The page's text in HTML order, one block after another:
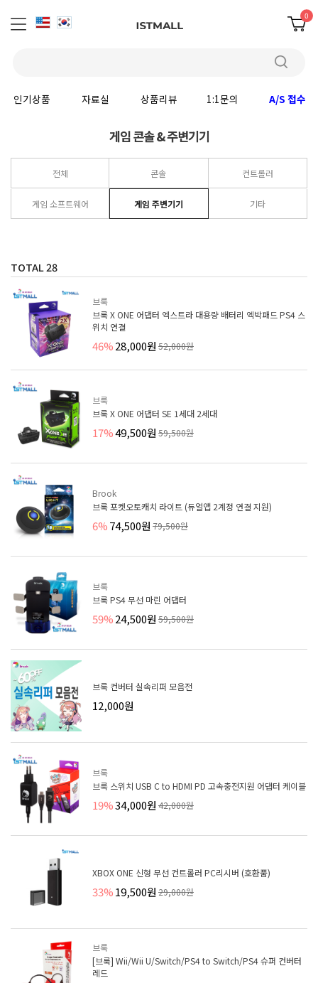
0
인기상품 자료실 상품리뷰 1:1문의 A/S 접수
게임 콘솔 & 주변기기
전체 콘솔 컨트롤러
게임 소프트웨어 게임 주변기기 기타
TOTAL28
브룩
브룩 X ONE 어댑터 엑스트라 대용량 배터리 엑박패드 PS4 스
위치 연결
46%28,000원 52,000원
브룩
브룩 X ONE 어댑터 SE 1세대 2세대
17%49,500원 59,500원
Brook
브룩 포켓오토캐치 라이트 (듀얼앱 2계정 연결 지원)
6%74,500원 79,500원
브룩
브룩 PS4 무선 마린 어댑터
59%24,500원 59,500원
브룩 컨버터 실속리퍼 모음전
12,000원
브룩
브룩 스위치 USB C to HDMI PD 고속충전지원 어댑터 케이블
19%34,000원 42,000원
XBOX ONE 신형 무선 컨트롤러 PC리시버 (호환품)
33%19,500원 29,000원
브룩
[브룩] Wii/Wii U/Switch/PS4 to Switch/PS4 슈퍼 컨버터
레드